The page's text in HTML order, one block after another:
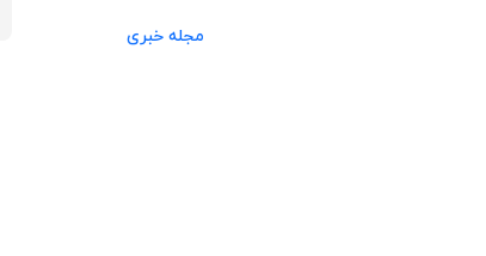
مجله خبری